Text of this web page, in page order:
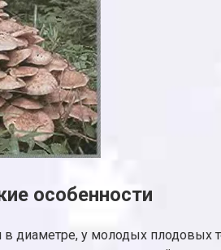
особенности
диаметре, у молодых плодовых